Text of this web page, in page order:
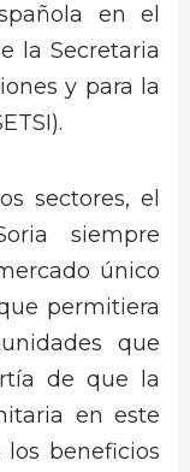
en el
la Secretaria
y para la
sectores, el
siempre
único
permitiera
que
de que la
en este
beneficios